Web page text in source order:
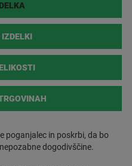
IZDELKI
poganjalec in poskrbi, da bo
dogodivščine.